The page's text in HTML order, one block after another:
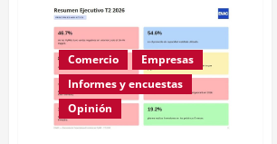
Creación
de
empresas
cae
al
nivel
crítico
de
Comercio
Empresas
Informes y encuestas
Opinión